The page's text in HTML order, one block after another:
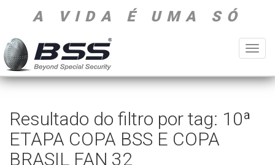
A VIDA É UMA SÓ
Resultado do filtro por tag: 10ª
ETAPA COPA BSS E COPA
BRASIL FAN 32